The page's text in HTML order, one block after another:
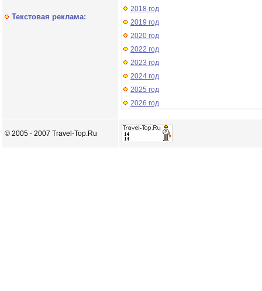
Текстовая реклама:
2018 год
2019 год
2020 год
2022 год
2023 год
2024 год
2025 год
2026 год
© 2005 - 2007 Travel-Top.Ru